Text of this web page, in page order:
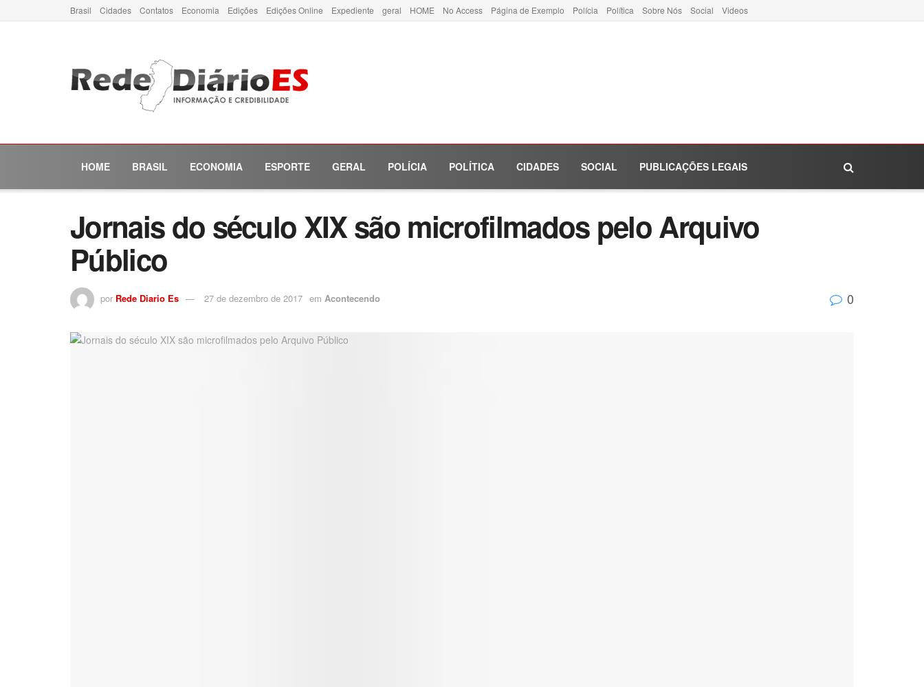
Brasil Cidades Contatos Economia Edições Edições Online Expediente geral HOME No Access Página de Exemplo Polícia Política Sobre Nós Social Videos
HOME BRASIL ECONOMIA ESPORTE GERAL POLÍCIA POLÍTICA CIDADES SOCIAL PUBLICAÇÕES LEGAIS
Jornais do século XIX são microfilmados pelo Arquivo
Público
por Rede Diario Es 27 de dezembro de 2017 em Acontecendo 0